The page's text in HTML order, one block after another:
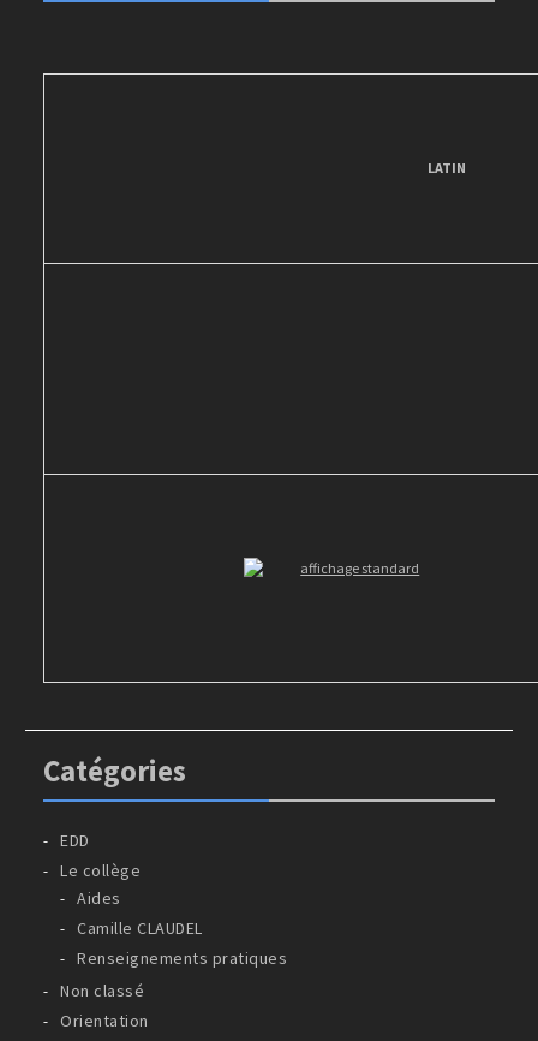
LATIN
Catégories
EDD
Le collège
Aides
Camille CLAUDEL
Renseignements pratiques
Non classé
Orientation